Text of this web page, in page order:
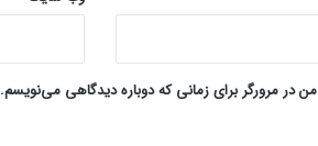
در مرورگر برای زمانی که دوباره دیدگاهی می‌نویسم.